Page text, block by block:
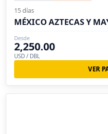
15 días
MÉXICO AZTECAS Y
Desde
2,250.00
USD / DBL
VER